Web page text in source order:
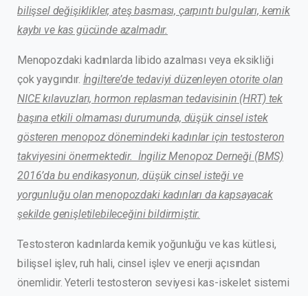
bilişsel değişiklikler, ateş basması, çarpıntı bulguları, kemik
kaybı ve kas gücünde azalmadır.
Menopozdaki kadınlarda libido azalması veya eksikliği
çok yaygındır. İngiltere’de tedaviyi düzenleyen otorite olan
NICE kılavuzları, hormon replasman tedavisinin (HRT) tek
başına etkili olmaması durumunda, düşük cinsel istek
gösteren menopoz dönemindeki kadınlar için testosteron
takviyesini önermektedir. İngiliz Menopoz Derneği (BMS)
2016’da bu endikasyonun, düşük cinsel isteği ve
yorgunluğu olan menopozdaki kadınları da kapsayacak
şekilde genişletilebileceğini bildirmiştir.
Testosteron kadınlarda kemik yoğunluğu ve kas kütlesi,
bilişsel işlev, ruh hali, cinsel işlev ve enerji açısından
önemlidir. Yeterli testosteron seviyesi kas-iskelet sistemi